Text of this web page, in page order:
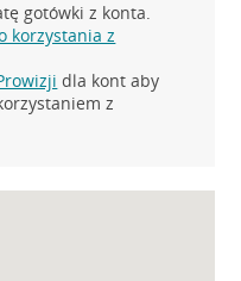
gotówki z konta.
korzystania z
dla kont aby
z